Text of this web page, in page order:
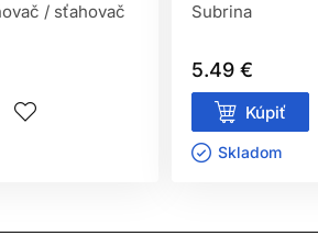
/ sťahovač
Subrina
5.49 €
Kúpiť
Skladom ㅤ